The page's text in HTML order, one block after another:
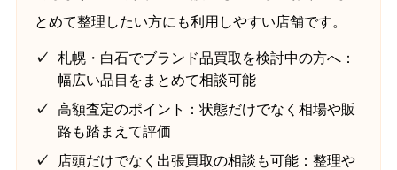
とめて整理したい方にも利用しやすい店舗です。
札幌・白石でブランド品買取を検討中の方へ：
幅広い品目をまとめて相談可能
高額査定のポイント：状態だけでなく相場や販
路も踏まえて評価
店頭だけでなく出張買取の相談も可能：整理や